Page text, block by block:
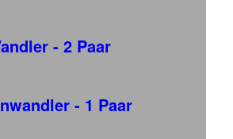
- 2 Paar
- 1 Paar